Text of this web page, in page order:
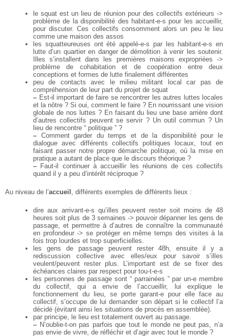
le squat est un lieu de réunion pour des collectifs extérieurs ->
problème de la disponibilité des habitant-e-s pour les accueillir,
pour discuter. Ces collectifs consomment alors un peu lelieu
comme une maison des assos
les squatteureuses ont été appelé-e-s par les habitant-e-s en
lutte d’un quartier en danger de démolition à venir les soutenir.
Illes s’installent dans les premières maisons expropriées ->
problème de cohabitation et de coopération entre deux
conceptions et formes de lutte finalement différentes
peu de contacts avec le milieu militant local car pas de
compréhension de leur part du projet de squat
– Est-il important de faire se rencontrer les autres luttes locales
et la nôtre ? Si oui, comment le faire ? En nourrissant une vision
globale de nos luttes ? En faisant du lieu une base arrière dont
d’autres collectifs peuvent se servir ? Un outil commun ? Un
lieu de rencontre “ politique ” ?
– Comment garder du temps et de la disponibilité pour le
dialogue avec différents collectifs politiques locaux, tout en
faisant passer notre propre démarche politique, où la mise en
pratique a autant de place que le discours théorique ?
– Faut-il continuer à accueillir les réunions de ces collectifs
quand il y a peu d’intérêt réciproque ?
Au niveau de l’accueil , différents exemples de différents lieux :
dire aux arrivant-e-s qu’illes peuvent rester soit moins de 48
heures soit plus de 3 semaines -> pouvoir dépanner les gens de
passage, et permettre à d’autres de connaître la communauté
en profondeur -> se protéger en même temps des visites à la
fois trop lourdes et trop superficielles.
les gens de passage peuvent rester 48h, ensuite il y a
rediscussion collective avec elles/eux pour savoir s’illes
veulent/peuvent rester plus. L’important est de se fixer des
échéances claires par respect pour tou-t-e-s
les personnes de passage sont “ parrainées ” par un-e membre
du collectif, qui a envie de l’accueillir, lui explique le
fonctionnement du lieu, se porte garant-e pour elle face au
collectif, s’occupe de lui demander son départ si le collectif l’a
décidé (évitant ainsi les situations de procès en assemblée).
par principe, le lieu est totalement ouvert au passage.
– N’oublie-t-on pas parfois que tout le monde ne peut pas, n’a
pas envie de vivre, de réfléchir et d’agir avec tout le monde ?